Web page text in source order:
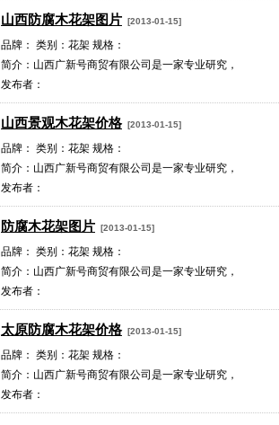
山西防腐木花架图片 [2013-01-15]
品牌： 类别：花架 规格：
简介：山西广新号商贸有限公司是一家专业研究，
发布者：
山西景观木花架价格[2013-01-15]
品牌： 类别：花架 规格：
简介：山西广新号商贸有限公司是一家专业研究，
发布者：
防腐木花架图片 [2013-01-15]
品牌： 类别：花架 规格：
简介：山西广新号商贸有限公司是一家专业研究，
发布者：
太原防腐木花架价格[2013-01-15]
品牌： 类别：花架 规格：
简介：山西广新号商贸有限公司是一家专业研究，
发布者：